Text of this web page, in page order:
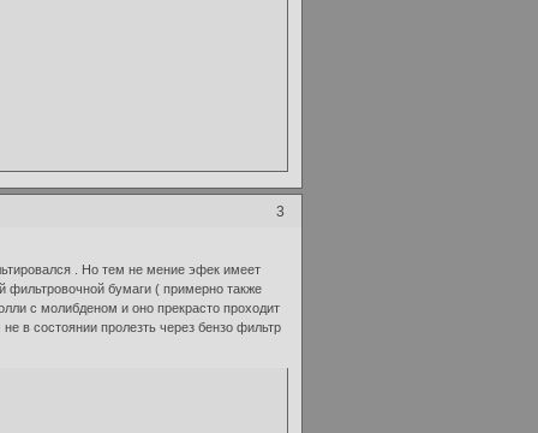
3
. Но тем не мение эфек имеет
фильтровочной бумаги ( примерно также
с молибденом и оно прекрасто проходит
в состоянии пролезть через бензо фильтр